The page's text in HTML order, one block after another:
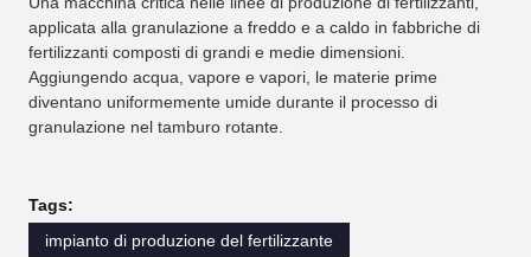
applicata alla granulazione a freddo e a caldo in fabbriche di
fertilizzanti composti di grandi e medie dimensioni.
Aggiungendo acqua, vapore e vapori, le materie prime
diventano uniformemente umide durante il processo di
granulazione nel tamburo rotante.
Tags:
impianto di produzione del fertilizzante